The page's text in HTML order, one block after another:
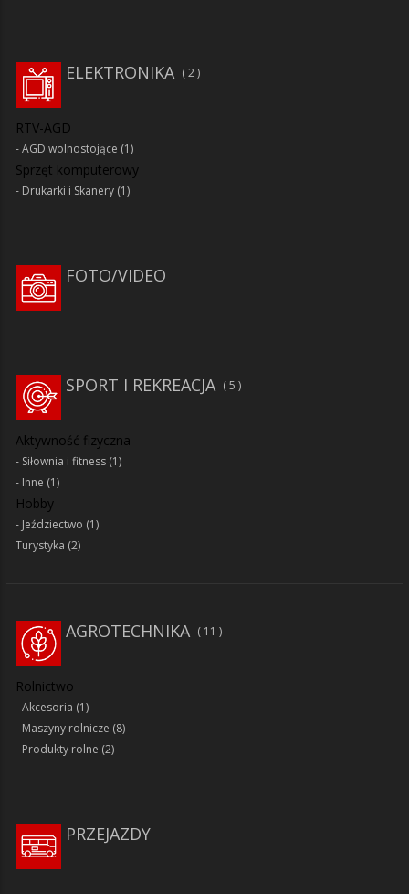
2
ELEKTRONIKA
RTV-AGD
AGD wolnostojące (1)
Sprzęt komputerowy
Drukarki i Skanery (1)
FOTO/VIDEO
SPORT I REKREACJA 5
Aktywność fizyczna
Siłownia i fitness (1)
Inne (1)
Hobby
Jeździectwo (1)
Turystyka (2)
AGROTECHNIKA 11
Rolnictwo
Akcesoria (1)
Maszyny rolnicze (8)
Produkty rolne (2)
PRZEJAZDY